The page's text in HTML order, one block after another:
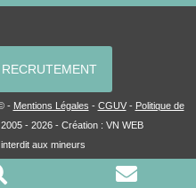
- Mentions Légales - CGUV- Politique de
2005 - 2026 - Création : VN WEB
aux mineurs